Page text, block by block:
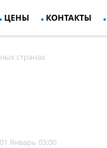
ЦЕНЫ КОНТАКТЫ
странах
01 Январь 03:00